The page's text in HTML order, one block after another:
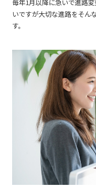
毎年1月以降に急いで進路
いですが大切な進路をそん
す。